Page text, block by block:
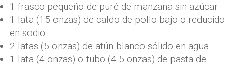
1 frasco pequeño de puré de manzana sin azúcar
1 lata (15 onzas) de caldo de pollo bajo o reducido
en sodio
2 latas (5 onzas) de atún blanco sólido en agua
1 lata (4 onzas) o tubo (4.5 onzas) de pasta de